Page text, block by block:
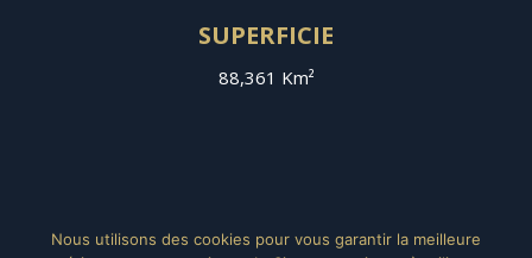
SUPERFICIE
88,361 Km²
Nous utilisons des cookies pour vous garantir la meilleure